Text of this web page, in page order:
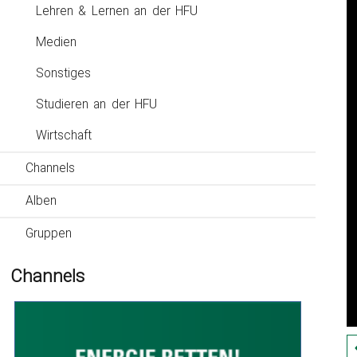
Lehren & Lernen an der HFU
Medien
Sonstiges
Studieren an der HFU
Wirtschaft
Channels
Alben
Gruppen
Channels